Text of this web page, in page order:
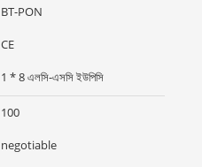
BT-PON
CE
1 * 8 এলসি-এসসি ইউপিসি
100
negotiable